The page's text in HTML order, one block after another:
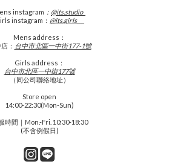
instagram ： @its.studio_
instagram： @its.girls___
Mens address：
： 台中市北區一中街177-1號
Girls address：
台中市北區一中街177號
（同公司聯絡地址）
Store open
14:00-22:30(Mon-Sun)
時間｜Mon.-Fri. 10:30-18:30
(不含例假日)